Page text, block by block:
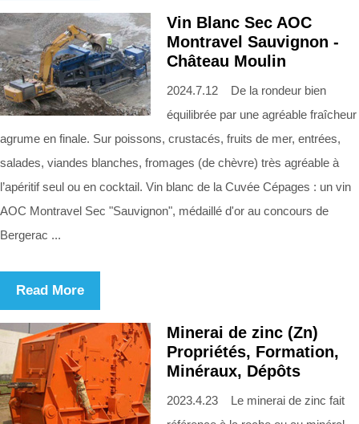
Vin Blanc Sec AOC
Montravel Sauvignon -
Château Moulin
2024.7.12 De la rondeur bien
équilibrée par une agréable fraîcheur
agrume en finale. Sur poissons, crustacés, fruits de mer, entrées,
salades, viandes blanches, fromages (de chèvre) très agréable à
l’apéritif seul ou en cocktail. Vin blanc de la Cuvée Cépages : un vin
AOC Montravel Sec "Sauvignon", médaillé d'or au concours de
Bergerac ...
Read More
Minerai de zinc (Zn)
Propriétés, Formation,
Minéraux, Dépôts
2023.4.23 Le minerai de zinc fait